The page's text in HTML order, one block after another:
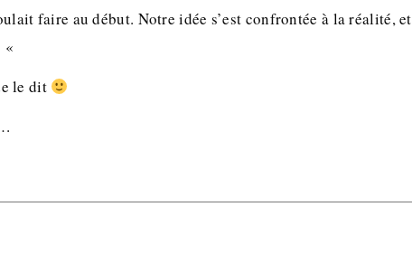
faire au début. Notre idée s’est confrontée à la réalité, et
«
le dit